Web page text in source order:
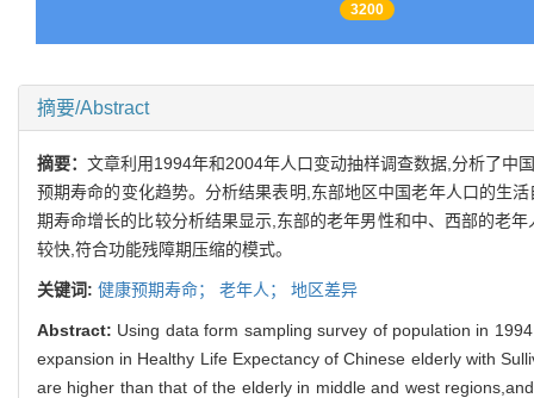
3200
摘要/Abstract
摘要：文章利用1994年和2004年人口变动抽样调查数据,分析了中
预期寿命的变化趋势。分析结果表明,东部地区中国老年人口的生
期寿命增长的比较分析结果显示,东部的老年男性和中、西部的老
较快,符合功能残障期压缩的模式。
关键词: 健康预期寿命； 老年人； 地区差异
Abstract: Using data form sampling survey of population in
expansion in Healthy Life Expectancy of Chinese elderly with
are higher than that of the elderly in middle and west